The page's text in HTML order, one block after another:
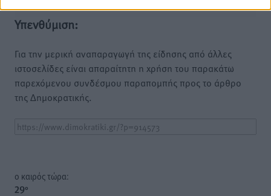
Υπενθύμιση:
Για την μερική αναπαραγωγή της είδησης από άλλες
ιστοσελίδες είναι απαραίτητη η χρήση του παρακάτω
παρεχόμενου συνδέσμου παραπομπής προς το άρθρο
της Δημοκρατικής.
o καιρός τώρα:
29°